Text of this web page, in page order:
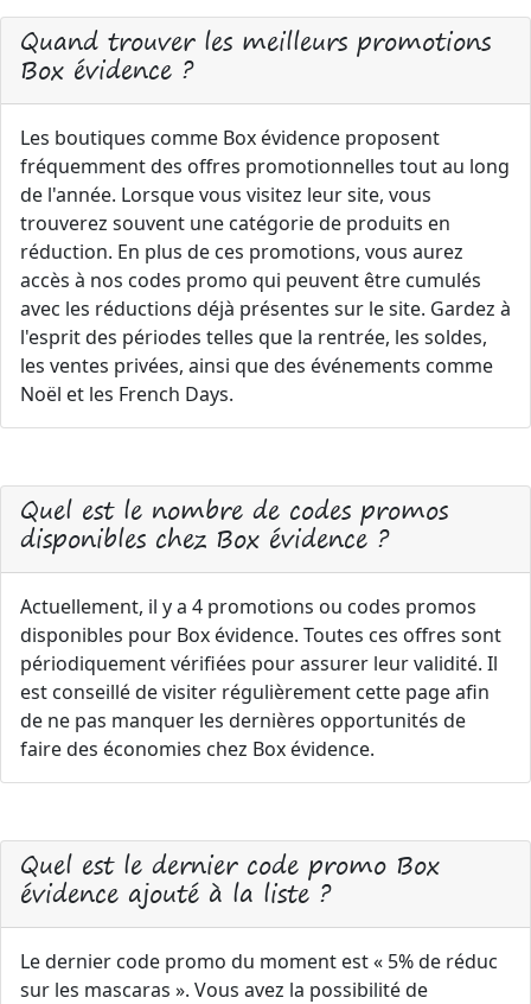
Quand trouver les meilleurs promotions
Box évidence ?
Les boutiques comme Box évidence proposent
fréquemment des offres promotionnelles tout au long
de l'année. Lorsque vous visitez leur site, vous
trouverez souvent une catégorie de produits en
réduction. En plus de ces promotions, vous aurez
accès à nos codes promo qui peuvent être cumulés
avec les réductions déjà présentes sur le site. Gardez à
l'esprit des périodes telles que la rentrée, les soldes,
les ventes privées, ainsi que des événements comme
Noël et les French Days.
Quel est le nombre de codes promos
disponibles chez Box évidence ?
Actuellement, il y a 4 promotions ou codes promos
disponibles pour Box évidence. Toutes ces offres sont
périodiquement vérifiées pour assurer leur validité. Il
est conseillé de visiter régulièrement cette page afin
de ne pas manquer les dernières opportunités de
faire des économies chez Box évidence.
Quel est le dernier code promo Box
évidence ajouté à la liste ?
Le dernier code promo du moment est « 5% de réduc
sur les mascaras ». Vous avez la possibilité de